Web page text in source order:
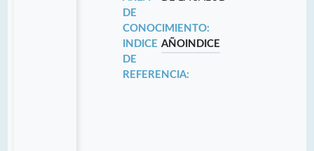
DE
CONOCIMIENTO:
INDICE
DE
REFERENCIA:
AÑO INDICE